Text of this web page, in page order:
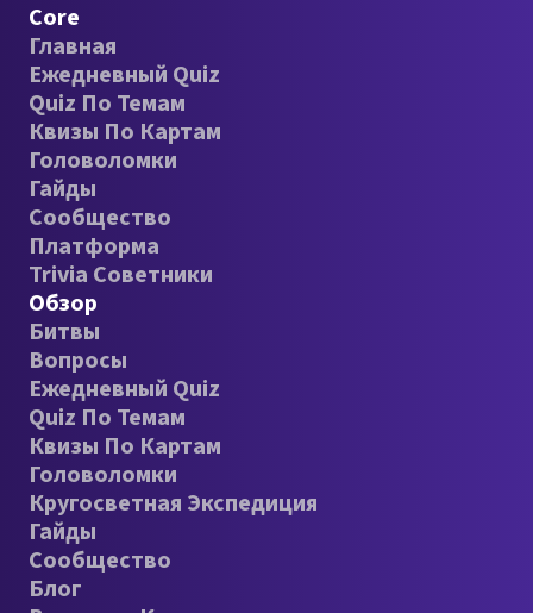
Core
Главная
Ежедневный Quiz
Quiz По Темам
Квизы По Картам
Головоломки
Гайды
Сообщество
Платформа
Trivia Советники
Обзор
Битвы
Вопросы
Ежедневный Quiz
Quiz По Темам
Квизы По Картам
Головоломки
Кругосветная Экспедиция
Гайды
Сообщество
Блог